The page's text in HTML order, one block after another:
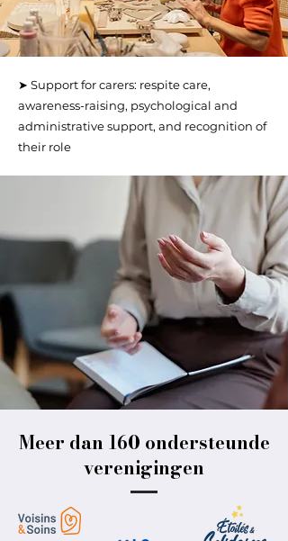
➤ Support for carers: respite care,
awareness-raising, psychological and
administrative support, and recognition of
their role
Meer dan 160 ondersteunde
verenigingen